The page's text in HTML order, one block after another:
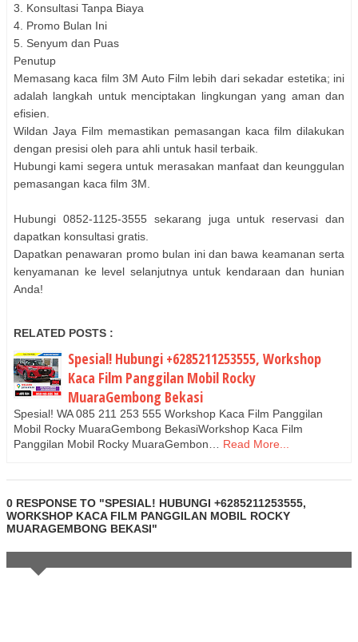
3. Konsultasi Tanpa Biaya
4. Promo Bulan Ini
5. Senyum dan Puas
Penutup
Memasang kaca film 3M Auto Film lebih dari sekadar estetika; ini
adalah langkah untuk menciptakan lingkungan yang aman dan
efisien.
Wildan Jaya Film memastikan pemasangan kaca film dilakukan
dengan presisi oleh para ahli untuk hasil terbaik.
Hubungi kami segera untuk merasakan manfaat dan keunggulan
pemasangan kaca film 3M.
Hubungi 0852-1125-3555 sekarang juga untuk reservasi dan
dapatkan konsultasi gratis.
Dapatkan penawaran promo bulan ini dan bawa keamanan serta
kenyamanan ke level selanjutnya untuk kendaraan dan hunian
Anda!
RELATED POSTS :
Spesial! Hubungi +6285211253555, Workshop
Kaca Film Panggilan Mobil Rocky
MuaraGembong Bekasi
Spesial! WA 085 211 253 555 Workshop Kaca Film Panggilan
Mobil Rocky MuaraGembong BekasiWorkshop Kaca Film
Panggilan Mobil Rocky MuaraGembon…
Read More...
0 RESPONSE TO "SPESIAL! HUBUNGI +6285211253555,
WORKSHOP KACA FILM PANGGILAN MOBIL ROCKY
MUARAGEMBONG BEKASI"